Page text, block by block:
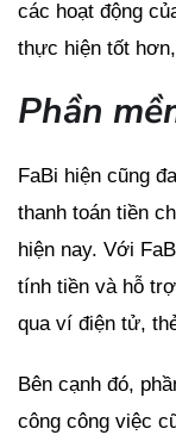
các hoạt động
thực hiện tốt
Phần
FaBi hiện cũng
thanh toán tiền
hiện nay. Với
tính tiền và hỗ
qua ví điện tử,
Bên cạnh đó,
công công việc